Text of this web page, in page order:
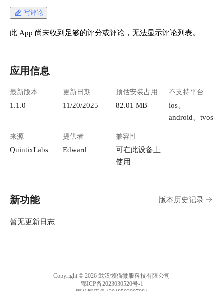
写评论
此 App 尚未收到足够的评分或评论，无法显示评论列表。
应用信息
最新版本
1.1.0
更新日期
11/20/2025
预估安装占用
82.01 MB
不支持平台
ios、
android、tvos
来源
QuintixLabs
提供者
Edward
兼容性
可在此设备上
使用
新功能 版本历史记录
暂无更新日志
Copyright © 2026 武汉懒猫微服科技有限公司
鄂ICP备2023030520号-1